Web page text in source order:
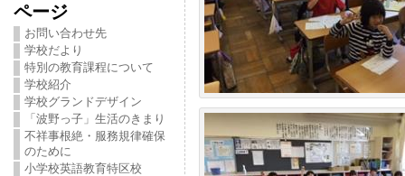
ページ
お問い合わせ先
学校だより
特別の教育課程について
学校紹介
学校グランドデザイン
「波野っ子」生活のきまり
不祥事根絶・服務規律確保
のために
小学校英語教育特区校